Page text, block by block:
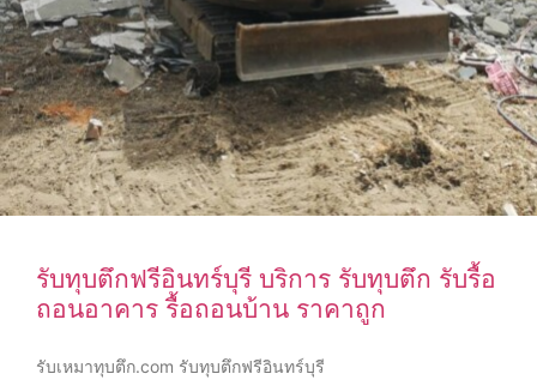
รับทุบตึกฟรีอินทร์บุรี บริการ รับทุบตึก รับรื้อ
ถอนอาคาร รื้อถอนบ้าน ราคาถูก
รับเหมาทุบตึก.com รับทุบตึกฟรีอินทร์บุรี